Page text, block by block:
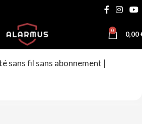
0 0,00
sans fil sans abonnement |